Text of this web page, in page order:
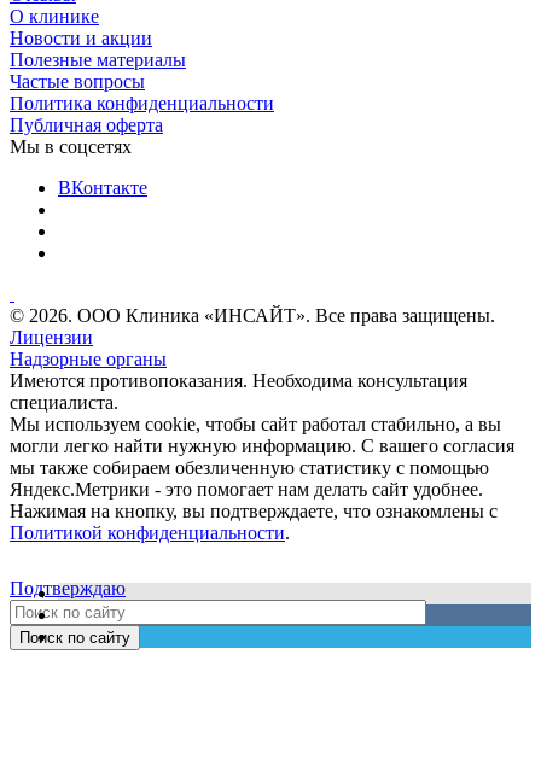
О клинике
Новости и акции
Полезные материалы
Частые вопросы
Политика конфиденциальности
Публичная оферта
Мы в соцсетях
ВКонтакте
© 2026. ООО Клиника «ИНСАЙТ». Все права защищены.
Лицензии
Надзорные органы
Имеются противопоказания. Необходима консультация
специалиста.
Мы используем cookie, чтобы сайт работал стабильно, а вы
могли легко найти нужную информацию. С вашего согласия
мы также собираем обезличенную статистику с помощью
Яндекс.Метрики - это помогает нам делать сайт удобнее.
Нажимая на кнопку, вы подтверждаете, что ознакомлены с
Политикой конфиденциальности.
Подтверждаю
Поиск по сайту